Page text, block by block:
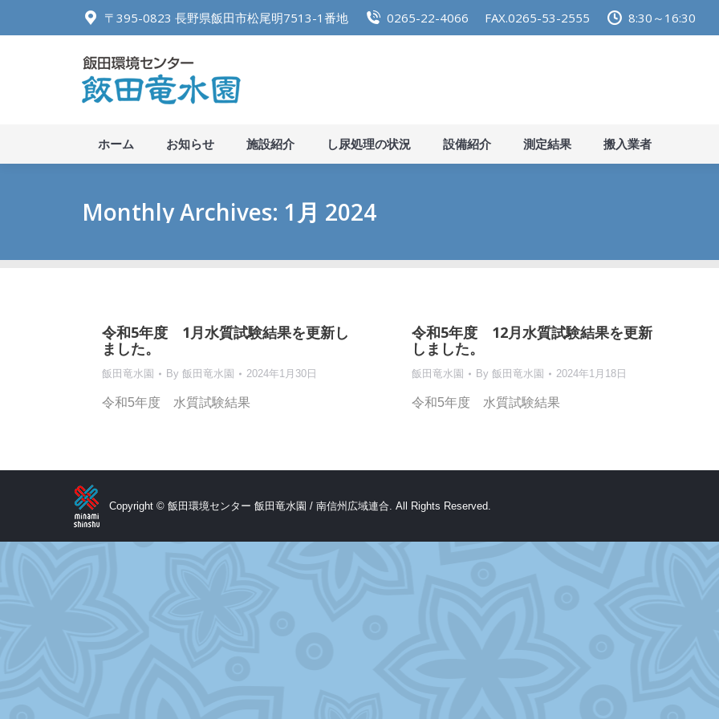
〒395-0823 長野県飯田市松尾明7513-1番地 0265-22-4066 FAX.0265-53-2555 8:30～16:30
ホーム お知らせ 施設紹介 し尿処理の状況 設備紹介 測定結果 搬入業者
Monthly Archives: 1月 2024
令和5年度 1月水質試験結果を更新し
ました。
飯田竜水園 By 飯田竜水園 2024年1月30日
令和5年度 水質試験結果
令和5年度 12月水質試験結果を更新
しました。
飯田竜水園 By 飯田竜水園 2024年1月18日
令和5年度 水質試験結果
Copyright © 飯田環境センター 飯田竜水園 / 南信州広域連合. All Rights Reserved.
ホーム お知らせ 施設紹介 し尿処理の状況 設備紹介 測定結